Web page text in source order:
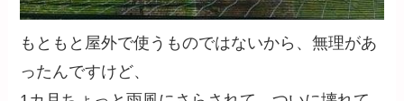
もともと屋外で使うものではないから、無理があ
ったんですけど、